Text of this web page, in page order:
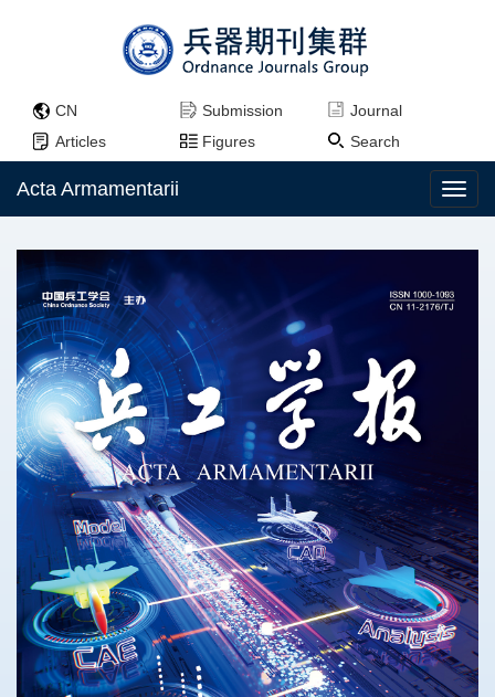
CN Submission
Journal
Articles
Figures Search
Acta Armamentarii